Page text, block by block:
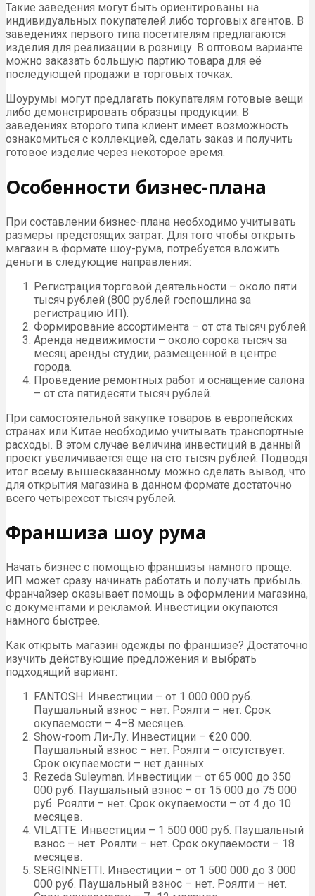
Такие заведения могут быть ориентированы на
индивидуальных покупателей либо торговых агентов. В
заведениях первого типа посетителям предлагаются
изделия для реализации в розницу. В оптовом варианте
можно заказать большую партию товара для её
последующей продажи в торговых точках.
Шоурумы могут предлагать покупателям готовые вещи
либо демонстрировать образцы продукции. В
заведениях второго типа клиент имеет возможность
ознакомиться с коллекцией, сделать заказ и получить
готовое изделие через некоторое время.
Особенности бизнес-плана
При составлении бизнес-плана необходимо учитывать
размеры предстоящих затрат. Для того чтобы открыть
магазин в формате шоу-рума, потребуется вложить
деньги в следующие направления:
Регистрация торговой деятельности – около пяти
тысяч рублей (800 рублей госпошлина за
регистрацию ИП).
Формирование ассортимента – от ста тысяч рублей.
Аренда недвижимости – около сорока тысяч за
месяц аренды студии, размещенной в центре
города.
Проведение ремонтных работ и оснащение салона
– от ста пятидесяти тысяч рублей.
При самостоятельной закупке товаров в европейских
странах или Китае необходимо учитывать транспортные
расходы. В этом случае величина инвестиций в данный
проект увеличивается еще на сто тысяч рублей. Подводя
итог всему вышесказанному можно сделать вывод, что
для открытия магазина в данном формате достаточно
всего четырехсот тысяч рублей.
Франшиза шоу рума
Начать бизнес с помощью франшизы намного проще.
ИП может сразу начинать работать и получать прибыль.
Франчайзер оказывает помощь в оформлении магазина,
с документами и рекламой. Инвестиции окупаются
намного быстрее.
Как открыть магазин одежды по франшизе? Достаточно
изучить действующие предложения и выбрать
подходящий вариант:
FANTOSH. Инвестиции – от 1 000 000 руб.
Паушальный взнос – нет. Роялти – нет. Срок
окупаемости – 4–8 месяцев.
Show-room Ли-Лу. Инвестиции – €20 000.
Паушальный взнос – нет. Роялти – отсутствует.
Срок окупаемости – нет данных.
Rezeda Suleyman. Инвестиции – от 65 000 до 350
000 руб. Паушальный взнос – от 15 000 до 75 000
руб. Роялти – нет. Срок окупаемости – от 4 до 10
месяцев.
VILATTE. Инвестиции – 1 500 000 руб. Паушальный
взнос – нет. Роялти – нет. Срок окупаемости – 18
месяцев.
SERGINNETTI. Инвестиции – от 1 500 000 до 3 000
000 руб. Паушальный взнос – нет. Роялти – нет.